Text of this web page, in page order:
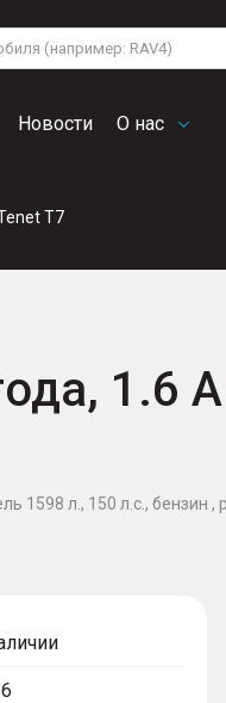
Новости О нас
Volkswagen
Audi
T7
1.6
1598 л., 150 л.с., бензин